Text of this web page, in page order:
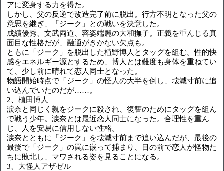
アに変身する力を得た。
しかし、父の反逆で改造完了前に脱出。行方不明となった父の
意思を継ぎ、「ジーク」との戦いを決意した。
成績優秀、文武両道、容姿端麗の大和撫子。正義を重んじる真
面目な性格だが、融通がきかない欠点も。
ともに「ジーク」を脱出した植野博人とタッグを組む。性的快
感をエネルギー源とするため、博人とは難度も身体を重ねてい
て、少し前に晴れて恋人同士となった。
物語開始時点で「ジーク」の怪人の大半を倒し、壊滅寸前に追
い込んでいたのだが……。
2、植田博人
涙奈と同じく親をジークに殺され、復讐のためにタッグを組ん
で戦う少年。涙奈とは最近恋人同士になった。合理性を重ん
じ、人を安易に信用しない性格。
涙奈とともに「ジーク」を壊滅寸前まで追い込んだが、最後の
最後で「ジーク」の罠に嵌って捕まり、目の前で恋人が怪物た
ちに敗北し、マワされる姿を見ることになる。
3、大怪人アザゼル